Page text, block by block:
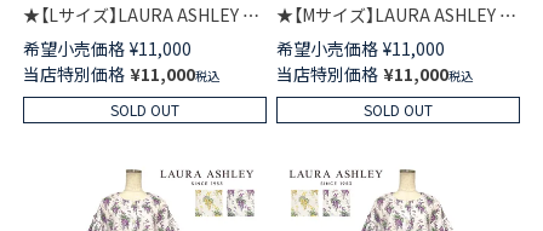
★【Lサイズ】LAURA ASHLEY 綿
(コットン)100％ ダブルガーゼ
7分袖 ワンピース 前ボタン ウィ
ステリア柄 レディース
73286083
希望小売価格 ¥11,000
当店特別価格 ¥11,000税込
SOLD OUT
★【Mサイズ】LAURA ASHLEY 綿
(コットン)100％ ダブルガーゼ
7分袖 ワンピース 前ボタン ウィ
ステリア柄 レディース
73286082
希望小売価格 ¥11,000
当店特別価格 ¥11,000税込
SOLD OUT